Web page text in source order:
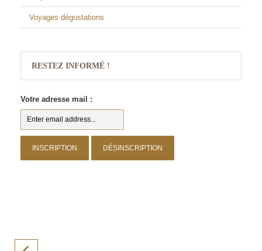
Voyages dégustations
RESTEZ INFORMÉ !
Votre adresse mail :